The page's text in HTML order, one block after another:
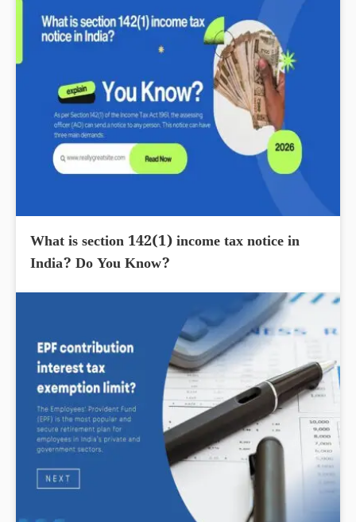
What is section 142(1) income tax notice in
India? Do You Know?